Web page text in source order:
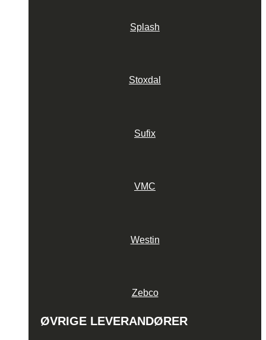
Splash
Stoxdal
Sufix
VMC
Westin
Zebco
ØVRIGE LEVERANDØRER